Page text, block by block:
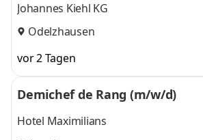
Johannes Kiehl KG
Odelzhausen
vor 2 Tagen
Demichef de Rang (m/w/d)
Hotel Maximilians